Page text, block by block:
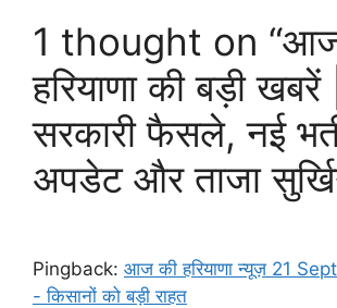
1 thought on
हरियाणा की बड़ी खबरें |
सरकारी फैसले, नई
अपडेट और ताजा
Pingback: आज की हरियाणा न्यूज़ 21
- किसानों को बड़ी राहत